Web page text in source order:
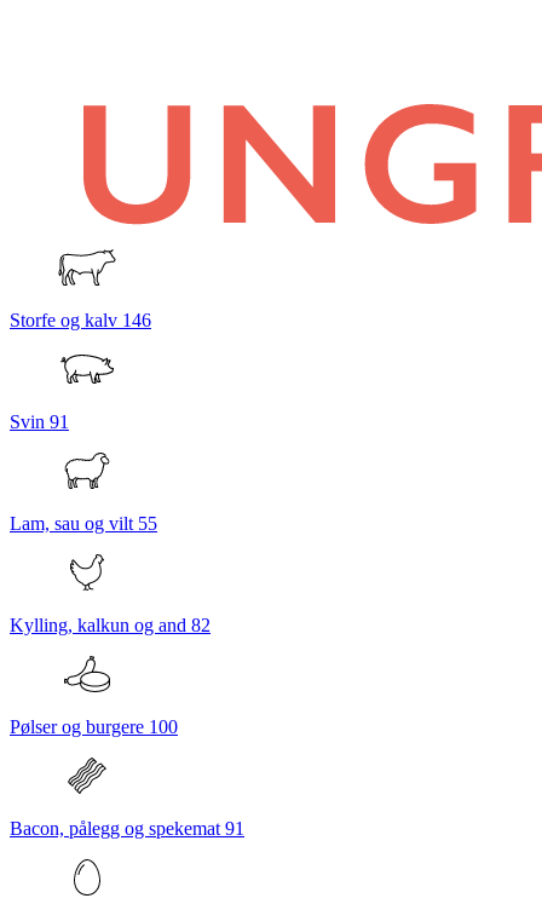
Storfe og kalv 146
Svin 91
Lam, sau og vilt 55
Kylling, kalkun og and 82
Pølser og burgere 100
Bacon, pålegg og spekemat 91